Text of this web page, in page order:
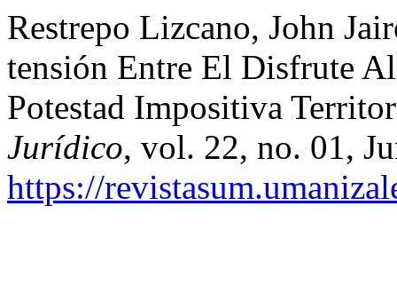
Restrepo Lizcano, John
tensión Entre El Disfrute
Potestad Impositiva
Jurídico, vol. 22, no. 01,
https://